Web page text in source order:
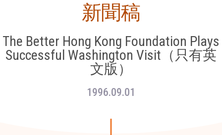
新聞稿
The Better Hong Kong Foundation Plays
Successful Washington Visit（只有英
文版）
1996.09.01